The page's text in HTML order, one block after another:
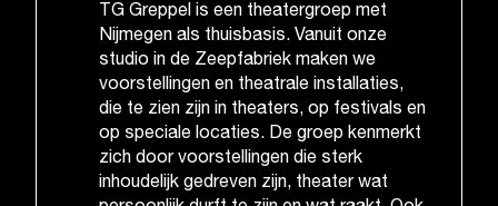
TG Greppel is een theatergroep met
Nijmegen als thuisbasis. Vanuit onze
studio in de Zeepfabriek maken we
voorstellingen en theatrale installaties,
die te zien zijn in theaters, op festivals en
op speciale locaties. De groep kenmerkt
zich door voorstellingen die sterk
inhoudelijk gedreven zijn, theater wat